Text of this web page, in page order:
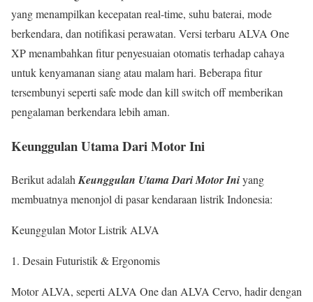
yang menampilkan kecepatan real-time, suhu baterai, mode
berkendara, dan notifikasi perawatan. Versi terbaru ALVA One
XP menambahkan fitur penyesuaian otomatis terhadap cahaya
untuk kenyamanan siang atau malam hari. Beberapa fitur
tersembunyi seperti safe mode dan kill switch off memberikan
pengalaman berkendara lebih aman.
Keunggulan Utama Dari Motor Ini
Berikut adalahKeunggulan Utama Dari Motor Iniyang
membuatnya menonjol di pasar kendaraan listrik Indonesia:
Keunggulan Motor Listrik ALVA
Desain Futuristik & Ergonomis
Motor ALVA, seperti ALVA One dan ALVA Cervo, hadir dengan